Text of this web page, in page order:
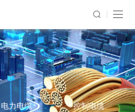
电力电缆 控制电缆